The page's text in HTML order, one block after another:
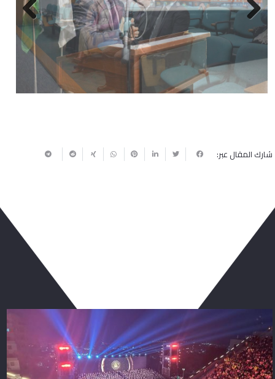
Previous
Next
شارك المقال عبر: